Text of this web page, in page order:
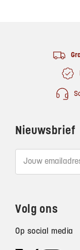
Nieuwsbrief
Volg ons
Op social media